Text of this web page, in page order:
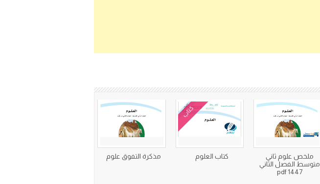
ملخص علوم ثاني
متوسط الفصل الثاني
1447 pdf
كتاب
كتاب العلوم مذكرة التفوق علوم